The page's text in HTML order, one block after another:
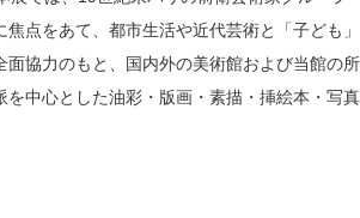
焦点をあて、都市生活や近代芸術と「子ども
面協力のもと、国内外の美術館および当館の
を中心とした油彩・版画・素描・挿絵本・写